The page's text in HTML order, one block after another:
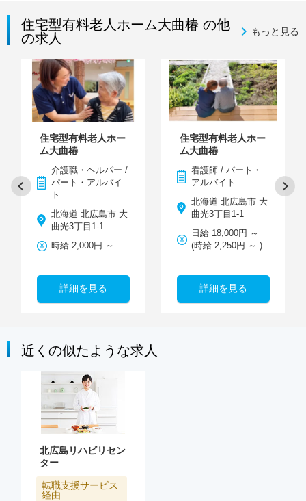
住宅型有料老人ホーム大曲椿 の他
の求人
もっと見る
住宅型有料老人ホー
ム大曲椿
介護職・ヘルパー /
パート・アルバイ
ト
北海道 北広島市 大
曲光3丁目1-1
時給 2,000円 ～
詳細を見る
住宅型有料老人ホー
ム大曲椿
看護師 / パート・
アルバイト
北海道 北広島市 大
曲光3丁目1-1
日給 18,000円 ～
(時給 2,250円 ～ )
詳細を見る
近くの似たような求人
北広島リハビリセン
ター
転職支援サービス
経由